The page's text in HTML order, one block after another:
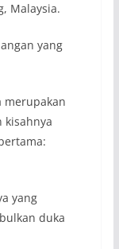
Malaysia.
yang
merupakan
kisahnya
yang
duka